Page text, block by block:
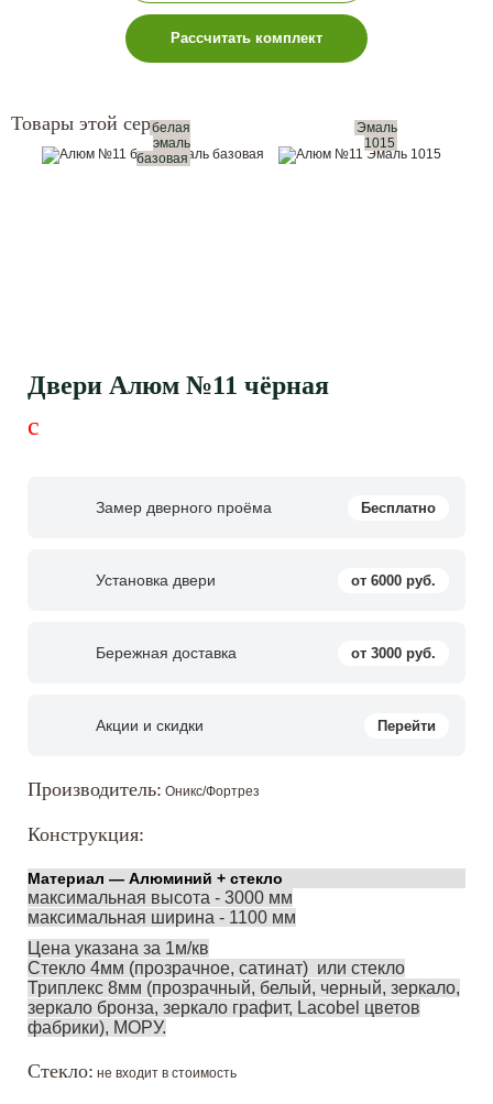
Рассчитать комплект
Товары этой серии:
белая
эмаль
базовая
Эмаль
1015
Двери Алюм №11 чёрная
c
Замер дверного проёма Бесплатно
Установка двери от 6000 руб.
Бережная доставка от 3000 руб.
Акции и скидки Перейти
Производитель: Оникс/Фортрез
Конструкция:
Материал — Алюминий + стекло
максимальная высота - 3000 мм
максимальная ширина - 1100 мм
Цена указана за 1м/кв
Стекло 4мм (прозрачное, сатинат) или стекло
Триплекс 8мм (прозрачный, белый, черный, зеркало,
зеркало бронза, зеркало графит, Lacobel цветов
фабрики), МОРУ.
Стекло: не входит в стоимость